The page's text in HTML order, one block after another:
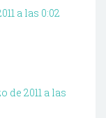
a las 0:02
de 2011 a las